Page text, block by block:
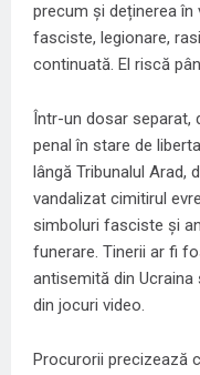
precum și deținerea în
fasciste, legionare,
continuată. El riscă
Într-un dosar separat,
penal în stare de
lângă Tribunalul Arad,
vandalizat cimitirul
simboluri fasciste și
funerare. Tinerii ar fi
antisemită din
din jocuri video.
Procurorii precizează